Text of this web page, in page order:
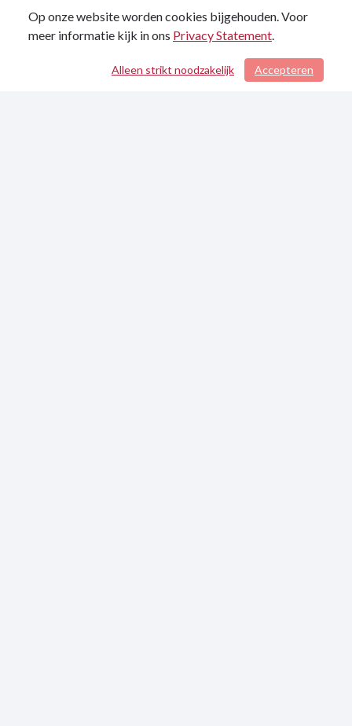
/ 119
Op onze website worden cookies bijgehouden. Voor
meer informatie kijk in ons Privacy Statement.
Accepteren
Alleen strikt noodzakelijk